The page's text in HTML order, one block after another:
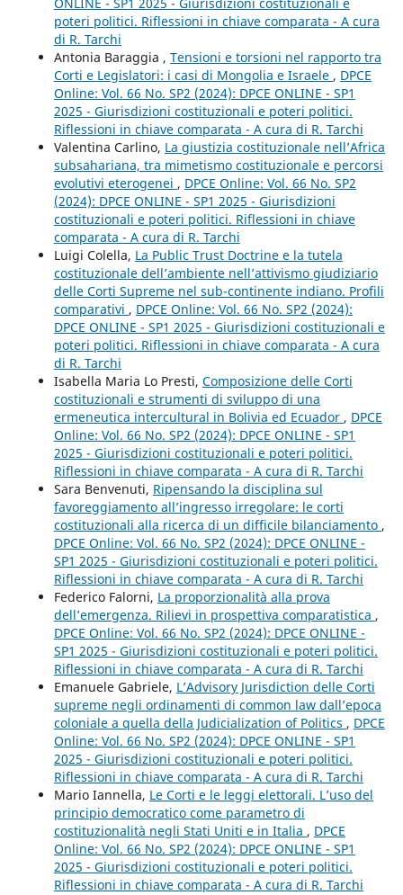
ONLINE - SP1 2025 - Giurisdizioni costituzionali e
poteri politici. Riflessioni in chiave comparata - A cura
di R. Tarchi
Antonia Baraggia , Tensioni e torsioni nel rapporto tra
Corti e Legislatori: i casi di Mongolia e Israele , DPCE
Online: Vol. 66 No. SP2 (2024): DPCE ONLINE - SP1
2025 - Giurisdizioni costituzionali e poteri politici.
Riflessioni in chiave comparata - A cura di R. Tarchi
Valentina Carlino, La giustizia costituzionale nell’Africa
subsahariana, tra mimetismo costituzionale e percorsi
evolutivi eterogenei , DPCE Online: Vol. 66 No. SP2
(2024): DPCE ONLINE - SP1 2025 - Giurisdizioni
costituzionali e poteri politici. Riflessioni in chiave
comparata - A cura di R. Tarchi
Luigi Colella, La Public Trust Doctrine e la tutela
costituzionale dell’ambiente nell’attivismo giudiziario
delle Corti Supreme nel sub-continente indiano. Profili
comparativi , DPCE Online: Vol. 66 No. SP2 (2024):
DPCE ONLINE - SP1 2025 - Giurisdizioni costituzionali e
poteri politici. Riflessioni in chiave comparata - A cura
di R. Tarchi
Isabella Maria Lo Presti, Composizione delle Corti
costituzionali e strumenti di sviluppo di una
ermeneutica intercultural in Bolivia ed Ecuador , DPCE
Online: Vol. 66 No. SP2 (2024): DPCE ONLINE - SP1
2025 - Giurisdizioni costituzionali e poteri politici.
Riflessioni in chiave comparata - A cura di R. Tarchi
Sara Benvenuti, Ripensando la disciplina sul
favoreggiamento all’ingresso irregolare: le corti
costituzionali alla ricerca di un difficile bilanciamento ,
DPCE Online: Vol. 66 No. SP2 (2024): DPCE ONLINE -
SP1 2025 - Giurisdizioni costituzionali e poteri politici.
Riflessioni in chiave comparata - A cura di R. Tarchi
Federico Falorni, La proporzionalità alla prova
dell’emergenza. Rilievi in prospettiva comparatistica ,
DPCE Online: Vol. 66 No. SP2 (2024): DPCE ONLINE -
SP1 2025 - Giurisdizioni costituzionali e poteri politici.
Riflessioni in chiave comparata - A cura di R. Tarchi
Emanuele Gabriele, L’Advisory Jurisdiction delle Corti
supreme negli ordinamenti di common law dall’epoca
coloniale a quella della Judicialization of Politics , DPCE
Online: Vol. 66 No. SP2 (2024): DPCE ONLINE - SP1
2025 - Giurisdizioni costituzionali e poteri politici.
Riflessioni in chiave comparata - A cura di R. Tarchi
Mario Iannella, Le Corti e le leggi elettorali. L’uso del
principio democratico come parametro di
costituzionalità negli Stati Uniti e in Italia , DPCE
Online: Vol. 66 No. SP2 (2024): DPCE ONLINE - SP1
2025 - Giurisdizioni costituzionali e poteri politici.
Riflessioni in chiave comparata - A cura di R. Tarchi